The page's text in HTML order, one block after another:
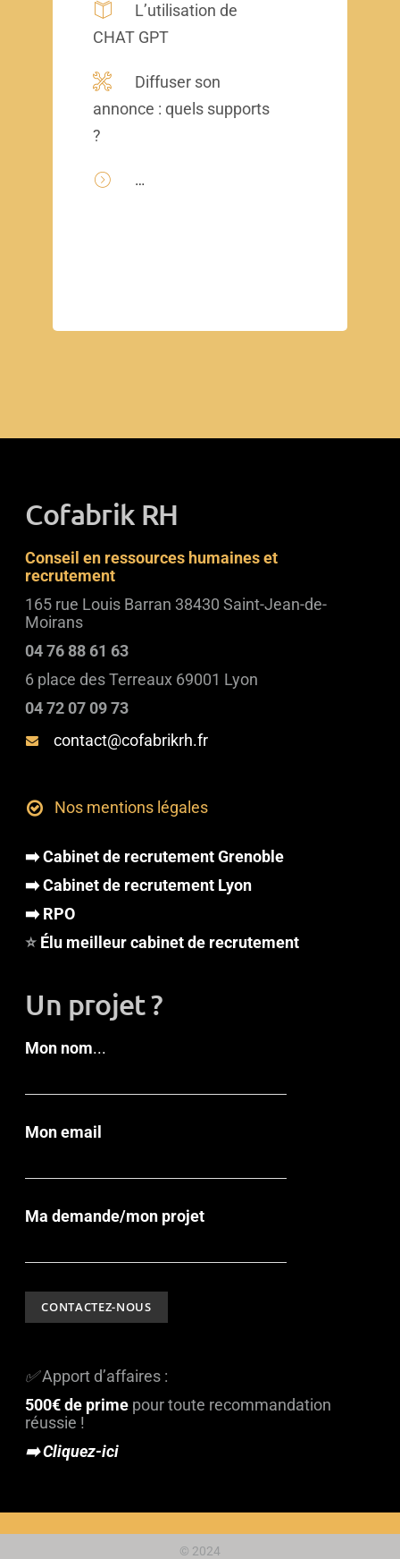
L’utilisation de
CHAT GPT
Diffuser son
annonce : quels supports
?
…
Cofabrik RH
Conseil en ressources humaines et
recrutement
165 rue Louis Barran 38430 Saint-Jean-de-
Moirans
04 76 88 61 63
6 place des Terreaux 69001 Lyon
04 72 07 09 73
contact@cofabrikrh.fr
Nos mentions légales
➡️ Cabinet de recrutement Grenoble
➡️ Cabinet de recrutement Lyon
➡️ RPO
⭐ Élu meilleur cabinet de recrutement
Un projet ?
Mon nom...
Mon email
Ma demande/mon projet
✅Apport d’affaires :
500€ de prime pour toute recommandation
réussie !
➡️ Cliquez-ici
© 2024